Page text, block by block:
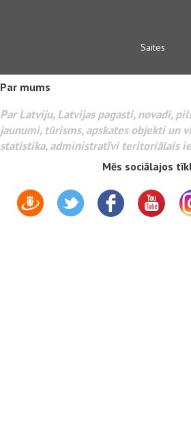
Saites
Par mums
Par Latviju, Latvijas pagasti, novadi,
jaunumi, tūrisms, apskates objekti un
statistika, administratīvi teritoriālais
Mēs sociālajos